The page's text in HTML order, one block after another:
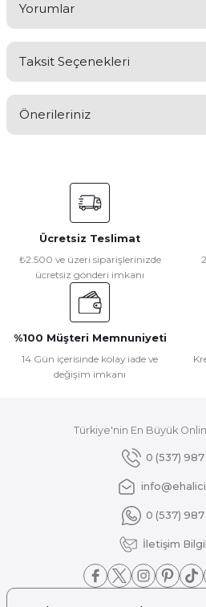
Yorumlar
Yorum
Taksit Seçenekleri
Önerileriniz
konularda yetersiz gördüğünüz
kullanarak tarafımıza iletebilirsiniz.
Görüş ve önerileriniz için teşekkür
Ürün resmi kalitesiz, bozuk veya
Ürün açıklamasında eksik bilgiler
Ürün bilgilerinde hatalar bulunuyor.
Ürün fiyatı diğer sitelerden daha
Gönder
Ücretsiz Teslimat
₺2.500 ve üzeri siparişlerinizde
ücretsiz gönderi imkanı
%100 Müşteri Memnuniyeti
14 Gün içerisinde kolay iade ve
değişim imkanı
Türkiye'nin En Büyük
0 (537)
0 (537)
İletişim